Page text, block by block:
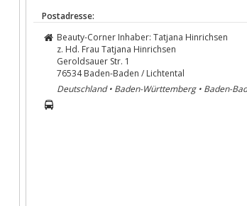
Postadresse:
Beauty-Corner Inhaber: Tatjana Hinrichsen
z. Hd. Frau Tatjana Hinrichsen
Geroldsauer Str. 1
76534 Baden-Baden / Lichtental
Deutschland • Baden-Württemberg • Baden-